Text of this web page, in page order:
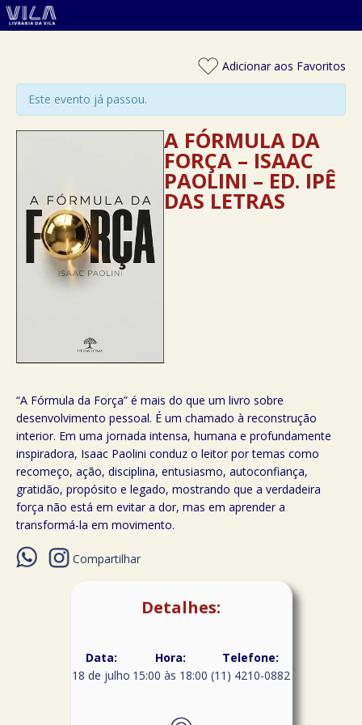
Adicionar aos Favoritos
Este evento já passou.
A FÓRMULA DA
FORÇA – ISAAC
PAOLINI – ED. IPÊ
DAS LETRAS
“A Fórmula da Força” é mais do que um livro sobre
desenvolvimento pessoal. É um chamado à reconstrução
interior. Em uma jornada intensa, humana e profundamente
inspiradora, Isaac Paolini conduz o leitor por temas como
recomeço, ação, disciplina, entusiasmo, autoconfiança,
gratidão, propósito e legado, mostrando que a verdadeira
força não está em evitar a dor, mas em aprender a
transformá-la em movimento.
Compartilhar
Detalhes:
Data:
18 de julho
Hora:
15:00 às 18:00
Telefone:
(11) 4210-0882